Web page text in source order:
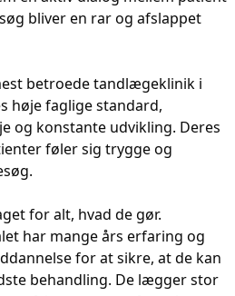
bliver en rar og afslappet
betroede tandlægeklinik i
høje faglige standard,
og konstante udvikling. Deres
føler sig trygge og
for alt, hvad de gør.
har mange års erfaring og
for at sikre, at de kan
behandling. De lægger stor